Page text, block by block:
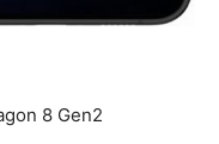
8 Gen2